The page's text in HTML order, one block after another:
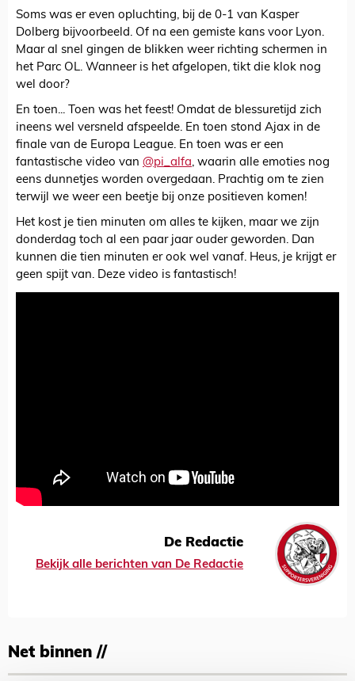
Soms was er even opluchting, bij de 0-1 van Kasper
Dolberg bijvoorbeeld. Of na een gemiste kans voor Lyon.
Maar al snel gingen de blikken weer richting schermen in
het Parc OL. Wanneer is het afgelopen, tikt die klok nog
wel door?
En toen... Toen was het feest! Omdat de blessuretijd zich
ineens wel versneld afspeelde. En toen stond Ajax in de
finale van de Europa League. En toen was er een
fantastische video van @pi_alfa, waarin alle emoties nog
eens dunnetjes worden overgedaan. Prachtig om te zien
terwijl we weer een beetje bij onze positieven komen!
Het kost je tien minuten om alles te kijken, maar we zijn
donderdag toch al een paar jaar ouder geworden. Dan
kunnen die tien minuten er ook wel vanaf. Heus, je krijgt er
geen spijt van. Deze video is fantastisch!
De Redactie
Bekijk alle berichten van De Redactie
Net binnen //